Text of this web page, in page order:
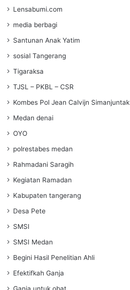
Lensabumi.com
media berbagi
Santunan Anak Yatim
sosial Tangerang
Tigaraksa
TJSL – PKBL – CSR
Kombes Pol Jean Calvijn Simanjuntak
Medan denai
OYO
polrestabes medan
Rahmadani Saragih
Kegiatan Ramadan
Kabupaten tangerang
Desa Pete
SMSI
SMSI Medan
Begini Hasil Penelitian Ahli
Efektifkah Ganja